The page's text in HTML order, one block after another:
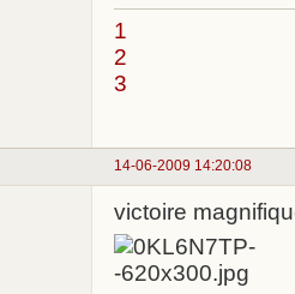
1
2
3
14-06-2009 14:20:08
victoire